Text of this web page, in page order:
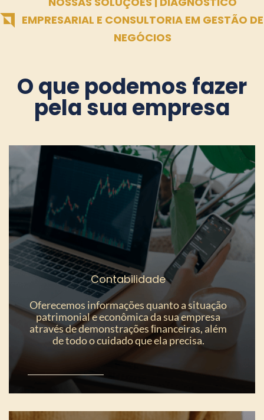
EMPRESARIAL E CONSULTORIA EM GESTÃO DE
NEGÓCIOS
O que podemos fazer
pela sua empresa
Contabilidade
Oferecemos informações quanto a situação
patrimonial e econômica da sua empresa
através de demonstrações ﬁnanceiras, além
de todo o cuidado que ela precisa.